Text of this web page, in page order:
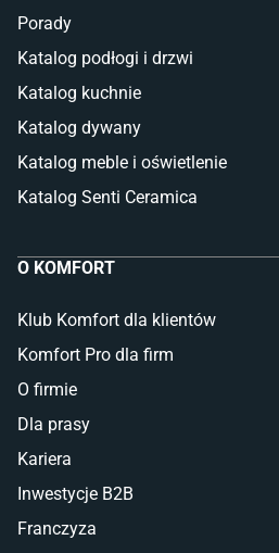
Porady
Katalog podłogi i drzwi
Katalog kuchnie
Katalog dywany
Katalog meble i oświetlenie
Katalog Senti Ceramica
O KOMFORT
Klub Komfort dla klientów
Komfort Pro dla firm
O firmie
Dla prasy
Kariera
Inwestycje B2B
Franczyza